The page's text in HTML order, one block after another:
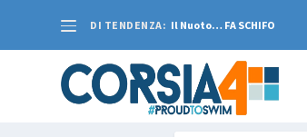
DI TENDENZA: Il Nuoto… FA SCHIFO